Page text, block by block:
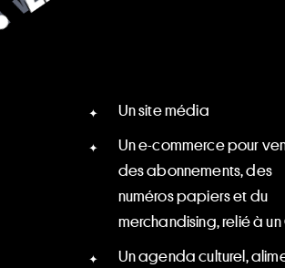
B
Un site média
Un e-commerce pour
des abonnements, des
numéros papiers et du
merchandising, relié à un
Un agenda culturel,